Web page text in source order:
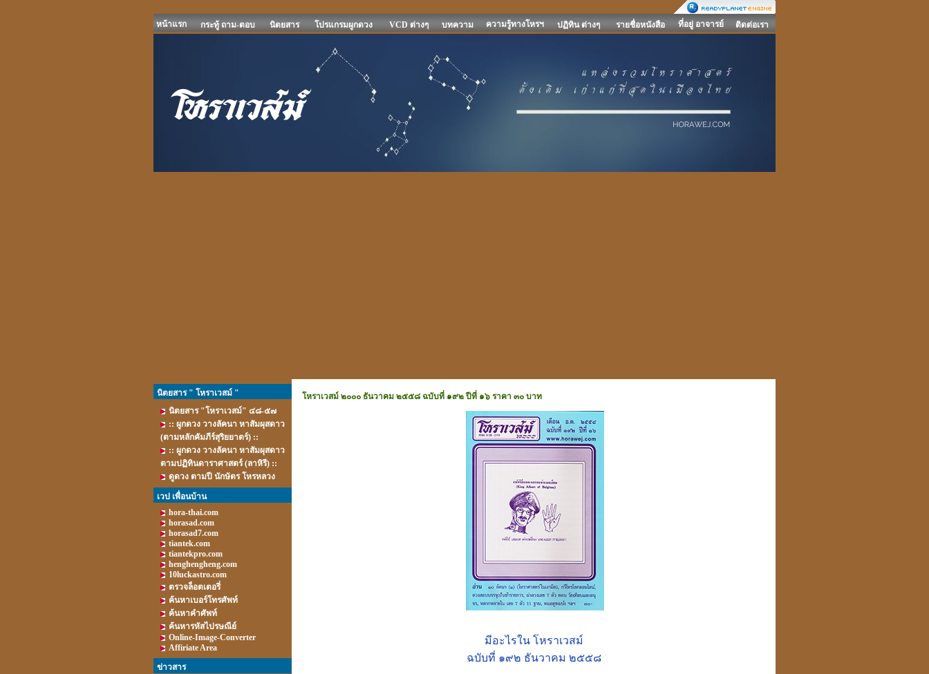
หน้าแรก กระทู้ ถาม-ตอบ นิตยสาร โปรแกรมผูกดวง VCD ต่างๆ บทความ ความรู้ทางโหรฯ ปฏิทิน ต่างๆ รายชื่อหนังสือ ที่อยู่ อาจารย์ ติดต่อเรา
นิตยสาร " โหราเวสม์ "
นิตยสาร "โหราเวสม์" ๔๘-๕๗
:: ผูกดวง วางลัคนา หาสัมผุสดาว
(ตามหลักคัมภีร์สุริยยาตร์) ::
:: ผูกดวง วางลัคนา หาสัมผุสดาว
ตามปฏิทินดาราศาสตร์ (ลาหิรี) ::
ดูดวง ตามปี นักษัตร โหรหลวง
เวป เพื่อนบ้าน
hora-thai.com
horasad.com
horasad7.com
tiantek.com
tiantekpro.com
henghengheng.com
10luckastro.com
ตรวจล็อตเตอรี่
ค้นหาเบอร์โทรศัพท์
ค้นหาคำศัพท์
ค้นหารหัสไปรษณีย์
Online-Image-Converter
Affiriate Area
ข่าวสาร
โหราเวสม์ ๒๐๐๐ ธันวาคม ๒๕๕๘ ฉบับที่ ๑๙๒ ปีที่ ๑๖ ราคา ๓๐ บาท
มีอะไรใน โหราเวสม์
ฉบับที่ ๑๙๒ ธันวาคม ๒๕๕๘